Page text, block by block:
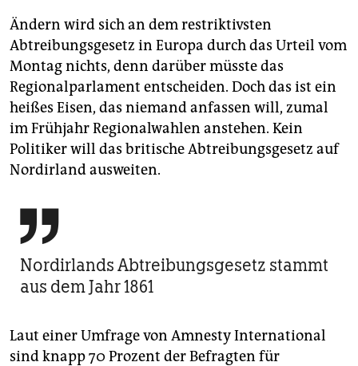
Ändern wird sich an dem restriktivsten
Abtreibungsgesetz in Europa durch das Urteil vom
Montag nichts, denn darüber müsste das
Regionalparlament entscheiden. Doch das ist ein
heißes Eisen, das niemand anfassen will, zumal
im Frühjahr Regionalwahlen anstehen. Kein
Politiker will das britische Abtreibungsgesetz auf
Nordirland ausweiten.

Nordirlands Abtreibungsgesetz stammt
aus dem Jahr 1861
Laut einer Umfrage von Amnesty International
sind knapp 70 Prozent der Befragten für